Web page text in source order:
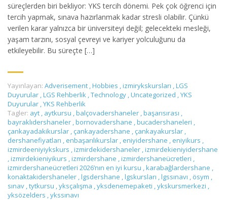
süreçlerden biri bekliyor: YKS tercih dönemi. Pek çok öğrenci için
tercih yapmak, sınava hazırlanmak kadar stresli olabilir. Çünkü
verilen karar yalnızca bir üniversiteyi değil; gelecekteki mesleği,
yaşam tarzını, sosyal çevreyi ve kariyer yolculuğunu da
etkileyebilir. Bu süreçte […]
Yayınlayan: Adverisement ,Hobbies ,izmirykskursları ,LGS
Duyurular ,LGS Rehberlik ,Technology ,Uncategorized ,YKS
Duyurular ,YKS Rehberlik
Tagler: ayt , aytkursu ,balçovadershaneler ,başarısırası ,
bayraklıdershaneler ,bornovadershane ,bucadershaneleri ,
çankayadakikurslar , çankayadershane , çankayakurslar ,
dershanefiyatları , enbaşarılıkurslar , eniyidershane , eniyikurs ,
izmirdeeniyiykskurs ,izmirdekidershaneler ,izmirdekieniyidershane
,izmirdekieniyikurs ,izmirdershane ,izmirdershaneücretleri ,
izmirdershaneücretleri 2026’nın en iyi kursu ,karabağlardershane ,
konaktakidershaneler ,lgsdershane ,lgskursları ,lgssınavı , ösym ,
sınav ,tytkursu ,yksçalışma ,yksdenemepaketi ,ykskursmerkezi ,
yksözelders ,ykssınavı